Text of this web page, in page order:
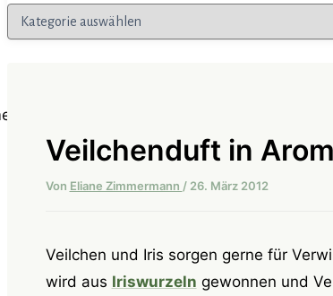
Kategorien
Veilchenduft in
Von Eliane Zimmermann / 26. März 2012
Veilchen und Iris sorgen gerne für
wird aus Iriswurzeln gewonnen und